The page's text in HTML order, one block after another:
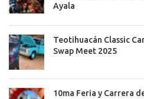
Ayala
Teotihuacán Classic
Swap Meet 2025
10ma Feria y Carrera